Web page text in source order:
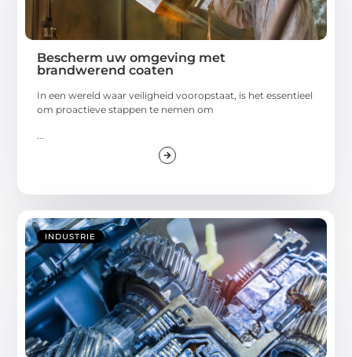
Bescherm uw omgeving met
brandwerend coaten
In een wereld waar veiligheid vooropstaat, is het essentieel
om proactieve stappen te nemen om
INDUSTRIE